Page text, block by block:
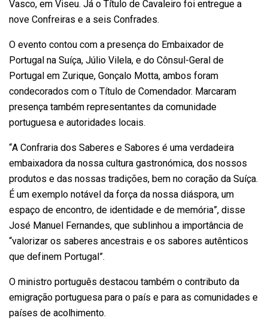
Vasco, em Viseu. Já o Título de Cavaleiro foi entregue a
nove Confreiras e a seis Confrades.
O evento contou com a presença do Embaixador de
Portugal na Suíça, Júlio Vilela, e do Cônsul-Geral de
Portugal em Zurique, Gonçalo Motta, ambos foram
condecorados com o Título de Comendador. Marcaram
presença também representantes da comunidade
portuguesa e autoridades locais.
“A Confraria dos Saberes e Sabores é uma verdadeira
embaixadora da nossa cultura gastronómica, dos nossos
produtos e das nossas tradições, bem no coração da Suíça.
É um exemplo notável da força da nossa diáspora, um
espaço de encontro, de identidade e de memória”, disse
José Manuel Fernandes, que sublinhou a importância de
“valorizar os saberes ancestrais e os sabores autênticos
que definem Portugal”.
O ministro português destacou também o contributo da
emigração portuguesa para o país e para as comunidades e
países de acolhimento.